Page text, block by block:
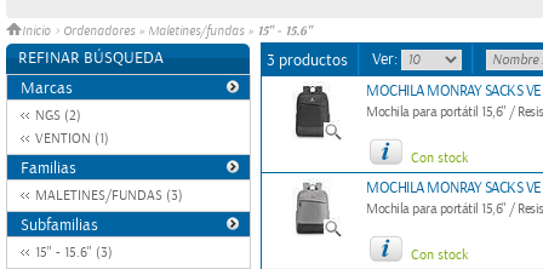
Inicio > Ordenadores » Maletines/fundas » 15" - 15.6"
REFINAR BÚSQUEDA
Marcas
NGS (2)
VENTION (1)
Familias
MALETINES/FUNDAS (3)
Subfamilias
15" - 15.6" (3)
3 productos Ver:
MOCHILA MONRAY SACKS
Mochila para portátil 15,6" /
Con stock
MOCHILA MONRAY SACKS
Mochila para portátil 15,6" /
Con stock